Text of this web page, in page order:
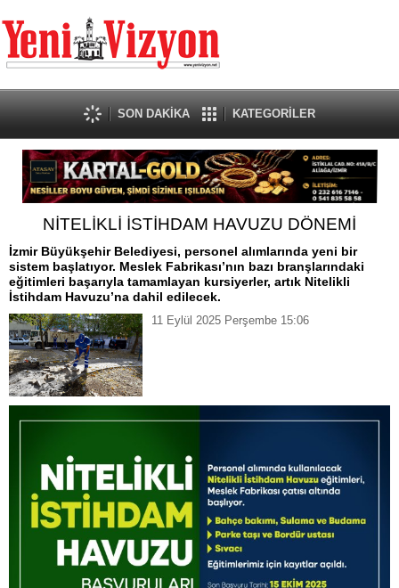
SON DAKİKA KATEGORİLER
NİTELİKLİ İSTİHDAM HAVUZU DÖNEMİ
İzmir Büyükşehir Belediyesi, personel alımlarında yeni bir
sistem başlatıyor. Meslek Fabrikası’nın bazı branşlarındaki
eğitimleri başarıyla tamamlayan kursiyerler, artık Nitelikli
İstihdam Havuzu’na dahil edilecek.
11 Eylül 2025 Perşembe 15:06